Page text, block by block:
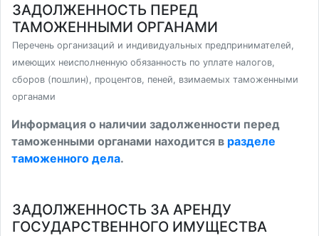
ЗАДОЛЖЕННОСТЬ ПЕРЕД
ТАМОЖЕННЫМИ ОРГАНАМИ
Перечень организаций и индивидуальных предпринимателей,
имеющих неисполненную обязанность по уплате налогов,
сборов (пошлин), процентов, пеней, взимаемых таможенными
органами
Информация о наличии задолженности перед
таможенными органами находится в разделе
таможенного дела.
ЗАДОЛЖЕННОСТЬ ЗА АРЕНДУ
ГОСУДАРСТВЕННОГО ИМУЩЕСТВА